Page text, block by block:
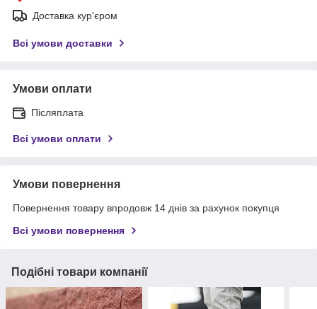
Доставка кур'єром
Всі умови доставки
Умови оплати
Післяплата
Всі умови оплати
Умови повернення
Повернення товару впродовж 14 днів за рахунок покупця
Всі умови повернення
Подібні товари компанії